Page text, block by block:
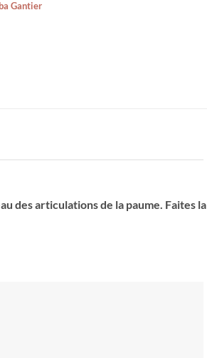
Gantier
des articulations de la paume. Faites la